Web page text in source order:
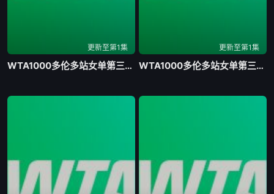
更新至第1集
WTA1000多伦多站女单第三轮 安德列娃0-2费尔南德斯20260808
更新至第1集
WTA1000多伦多站女单第三轮 李吉妮0-2莱巴金娜20260808